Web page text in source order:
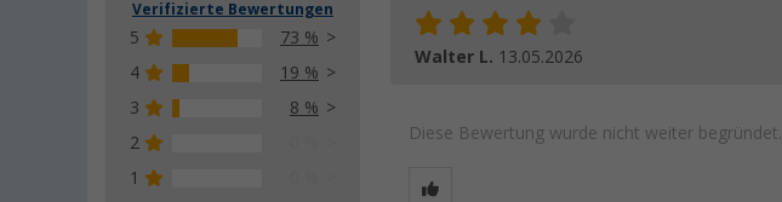
Verifizierte Bewertungen
5
73 %
4
19 %
3
8 %
2
1
Walter L. 13.05.2026
Diese Bewertung wurde nicht weiter begründet.